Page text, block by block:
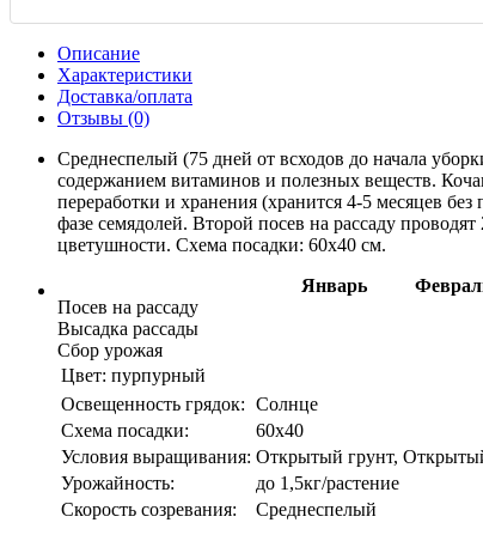
Описание
Характеристики
Доставка/оплата
Отзывы (0)
Среднеспелый (75 дней от всходов до начала
содержанием витаминов и полезных веществ.
переработки и хранения (хранится 4-5 месяцев
фазе семядолей. Второй посев на рассаду
цветушности. Схема посадки: 60х40 см.
Январь
Посев на рассаду
Высадка рассады
Сбор урожая
Цвет: пурпурный
Освещенность грядок: Солнце
Схема посадки:
60х40
Условия выращивания: Открытый грунт,
Урожайность:
до 1,5кг/растение
Скорость созревания:
Среднеспелый